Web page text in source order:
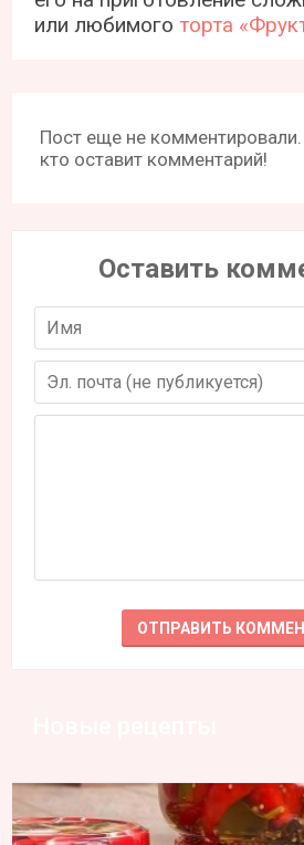
или любимоготорта
Пост еще не
кто оставит комментарий!
Оставить